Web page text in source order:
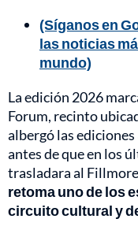
(Síganos en
las noticias
mundo)
La edición 2026
Forum, recinto
albergó las
antes de que en los
trasladara al
retoma uno de los
circuito cultural y